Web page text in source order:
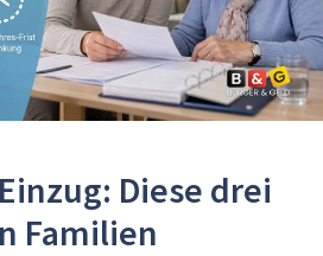
Diese drei
Familien